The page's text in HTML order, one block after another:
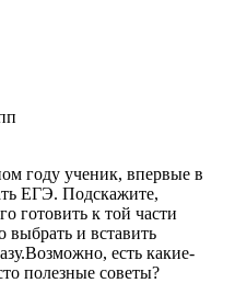
году ученик, впервые в
ЕГЭ. Подскажите,
готовить к той части
выбрать и вставить
есть какие-
полезные советы?